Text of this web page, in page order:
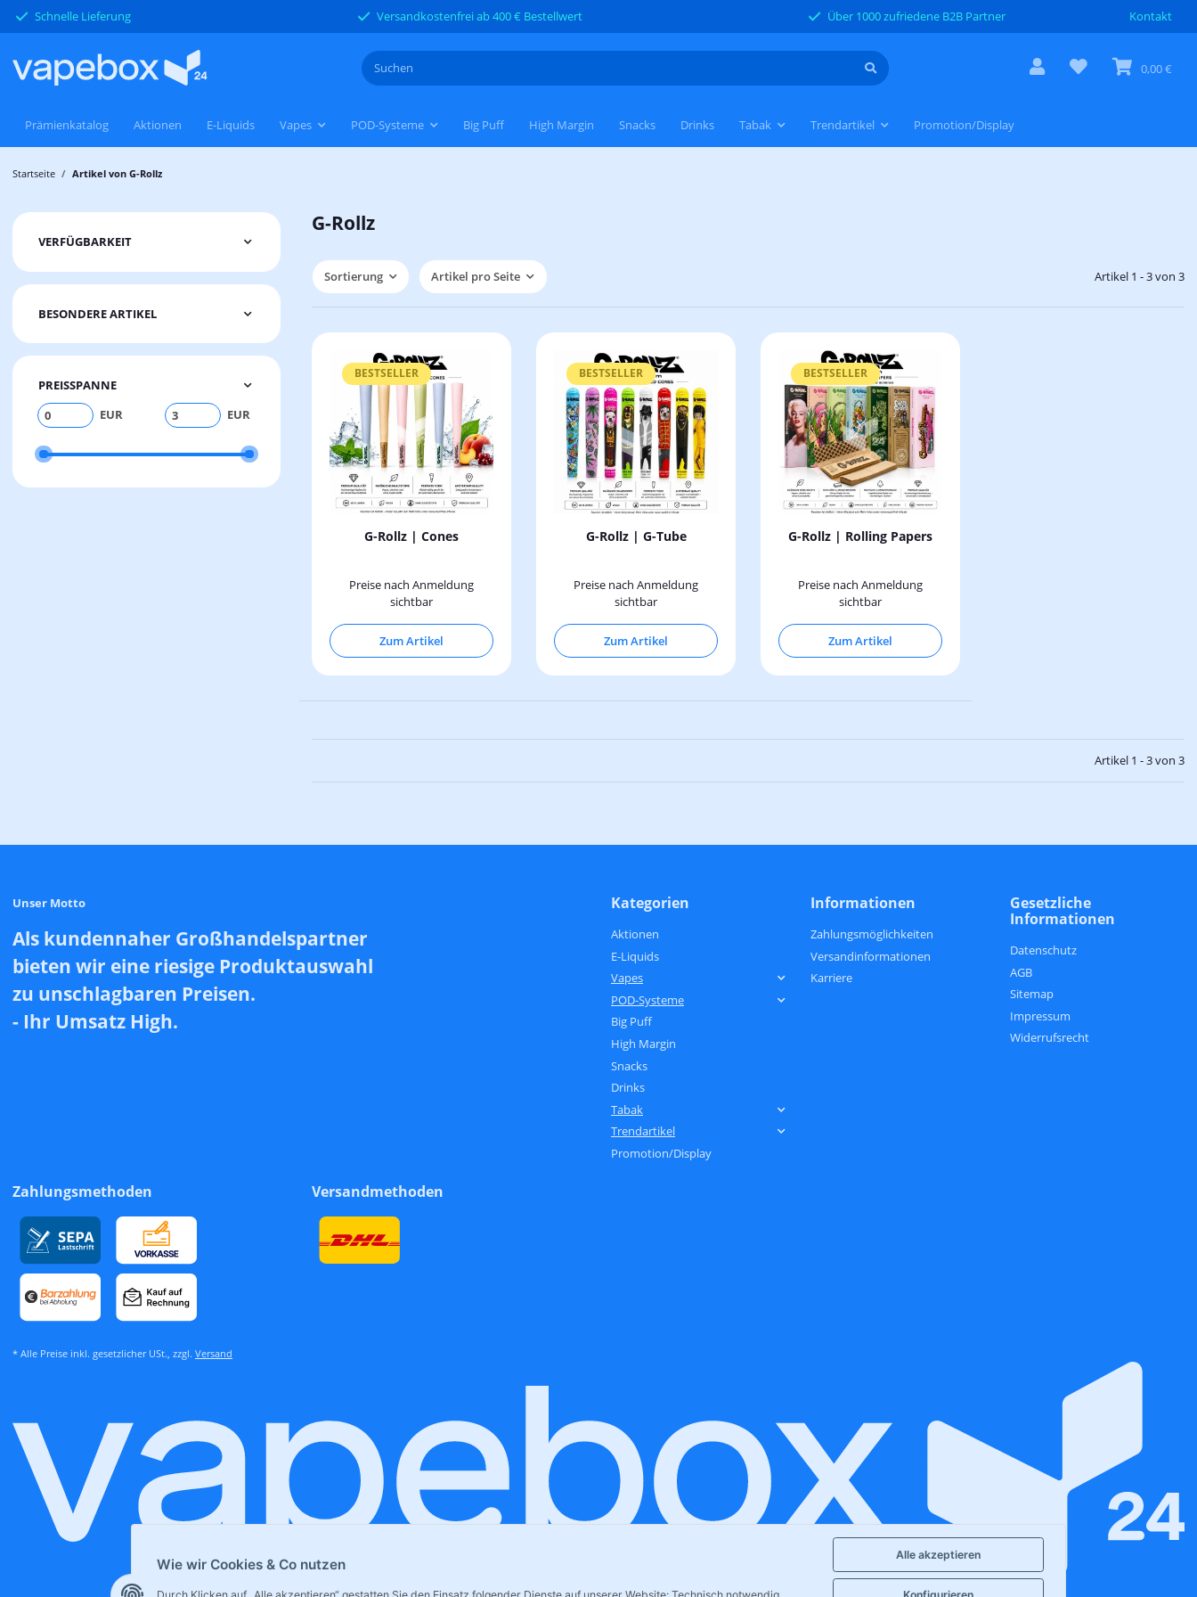
Kontakt
Schnelle Lieferung Versandkostenfrei ab 400 € Bestellwert Über 1000 zufriedene B2B Partner
0,00 €
Aktionen E-Liquids Vapes POD-Systeme Big Puff High Margin Snacks Drinks Tabak Trendartikel Promotion/Display
Prämienkatalog
Startseite Artikel von G-Rollz
G-Rollz
Sortierung Artikel pro Seite Artikel 1 - 3 von 3
BESTSELLER
G-Rollz | Cones
Preise nach Anmeldung
sichtbar
Zum Artikel
BESTSELLER
G-Rollz | G-Tube
Preise nach Anmeldung
sichtbar
Zum Artikel
BESTSELLER
G-Rollz | Rolling Papers
Preise nach Anmeldung
sichtbar
Zum Artikel
Artikel 1 - 3 von 3
VERFÜGBARKEIT
BESONDERE ARTIKEL
PREISSPANNE
EUR
EUR
Unser Motto
Als kundennaher Großhandelspartner
bieten wir eine riesige Produktauswahl
zu unschlagbaren Preisen.
- Ihr Umsatz High.
Kategorien
Aktionen
E-Liquids
Vapes
POD-Systeme
Big Puff
High Margin
Snacks
Drinks
Tabak
Trendartikel
Promotion/Display
Informationen
Zahlungsmöglichkeiten
Versandinformationen
Karriere
Gesetzliche
Informationen
Datenschutz
AGB
Sitemap
Impressum
Widerrufsrecht
Zahlungsmethoden Versandmethoden
* Alle Preise inkl. gesetzlicher USt., zzgl. Versand
Wie wir Cookies & Co nutzen
Alle akzeptieren